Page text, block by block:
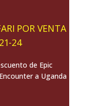
POR VENTA
24
de Epic
a Uganda